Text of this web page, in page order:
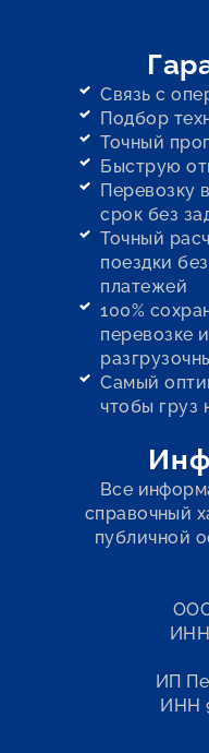
Связь с
Подбор
Точный
Быструю
Перевозку
срок без
Точный
поездки
платежей
100%
перевозке
Самый
чтобы груз
Все
справочный
публичной
ИНН
ИП
ИНН